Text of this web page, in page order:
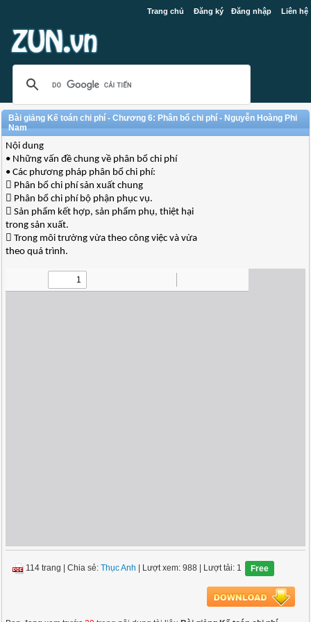
Trang chủ Đăng ký Đăng nhập Liên hệ
Bài giảng Kế toán chi phí - Chương 6: Phân bổ chi phí - Nguyễn Hoàng Phi
Nam
Nội dung
• Những vấn đề chung về phân bổ chi phí
• Các phương pháp phân bổ chi phí:
 Phân bổ chi phí sản xuất chung
 Phân bổ chi phí bộ phận phục vụ.
 Sản phẩm kết hợp, sản phẩm phụ, thiệt hại
trong sản xuất.
 Trong môi trường vừa theo công việc và vừa
theo quá trình.
114 trang |Chia sẻ:Thục Anh | Lượt xem: 988 | Lượt tải: 1 Free